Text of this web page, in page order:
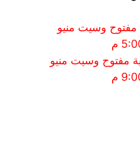
مفتوح وسيت منيو
مفتوح وسيت منيو